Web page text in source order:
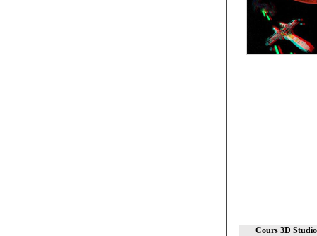
Cours 3D